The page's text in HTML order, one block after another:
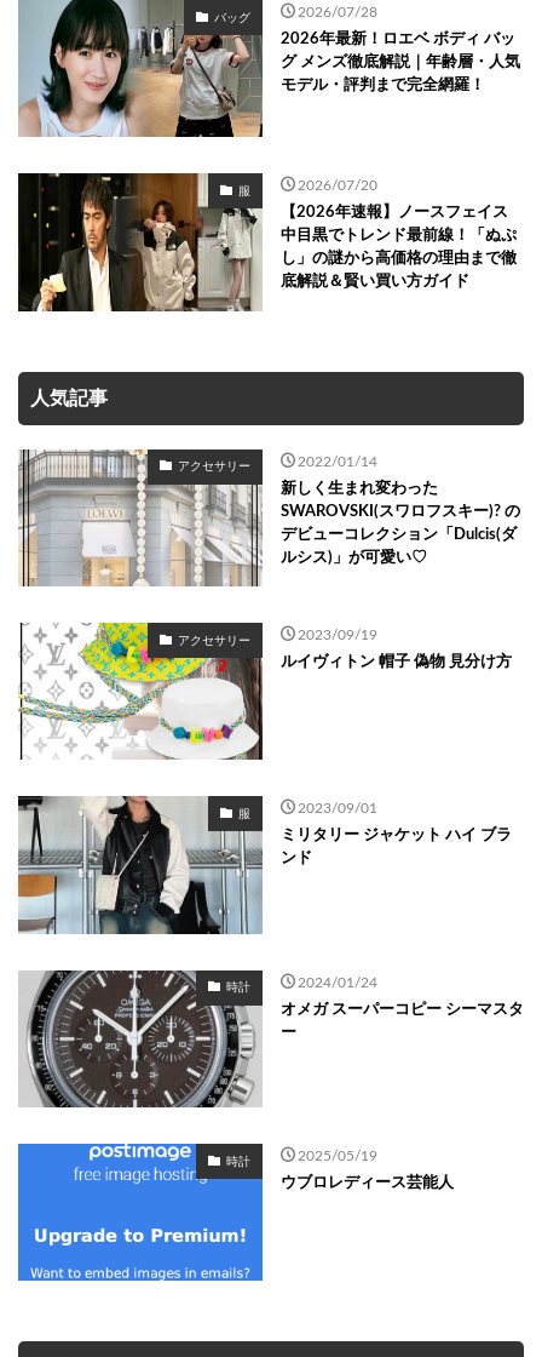
バッグ 2026/07/28
2026年最新！ロエベ ボディ バッ
グ メンズ徹底解説｜年齢層・人気
モデル・評判まで完全網羅！
服 2026/07/20
【2026年速報】ノースフェイス
中目黒でトレンド最前線！「ぬぷ
し」の謎から高価格の理由まで徹
底解説＆賢い買い方ガイド
人気記事
アクセサリー 2022/01/14
新しく生まれ変わった
SWAROVSKI(スワロフスキー)? の
デビューコレクション「Dulcis(ダ
ルシス)」が可愛い♡
アクセサリー 2023/09/19
ルイヴィトン 帽子 偽物 見分け方
服 2023/09/01
ミリタリー ジャケット ハイ ブラ
ンド
時計 2024/01/24
オメガ スーパーコピー シーマスタ
ー
時計 2025/05/19
ウブロレディース芸能人